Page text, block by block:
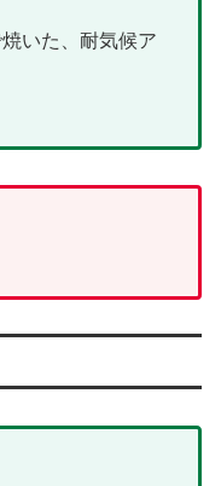
いた、耐気候ア